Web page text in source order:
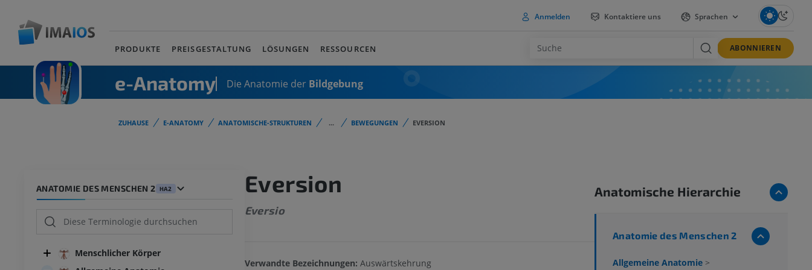
Anmelden Kontaktiere uns Sprachen
PRODUKTE PREISGESTALTUNG LÖSUNGEN RESSOURCEN ABONNIEREN
e-Anatomy Die Anatomie der Bildgebung
ZUHAUSE E-ANATOMY ANATOMISCHE-STRUKTUREN ... BEWEGUNGEN EVERSION
ANATOMIE DES MENSCHEN 2 HA2
Menschlicher Körper
Eversion
Eversio
Verwandte Bezeichnungen: Auswärtskehrung
Anatomische Hierarchie
Anatomie des Menschen 2
Allgemeine Anatomie >